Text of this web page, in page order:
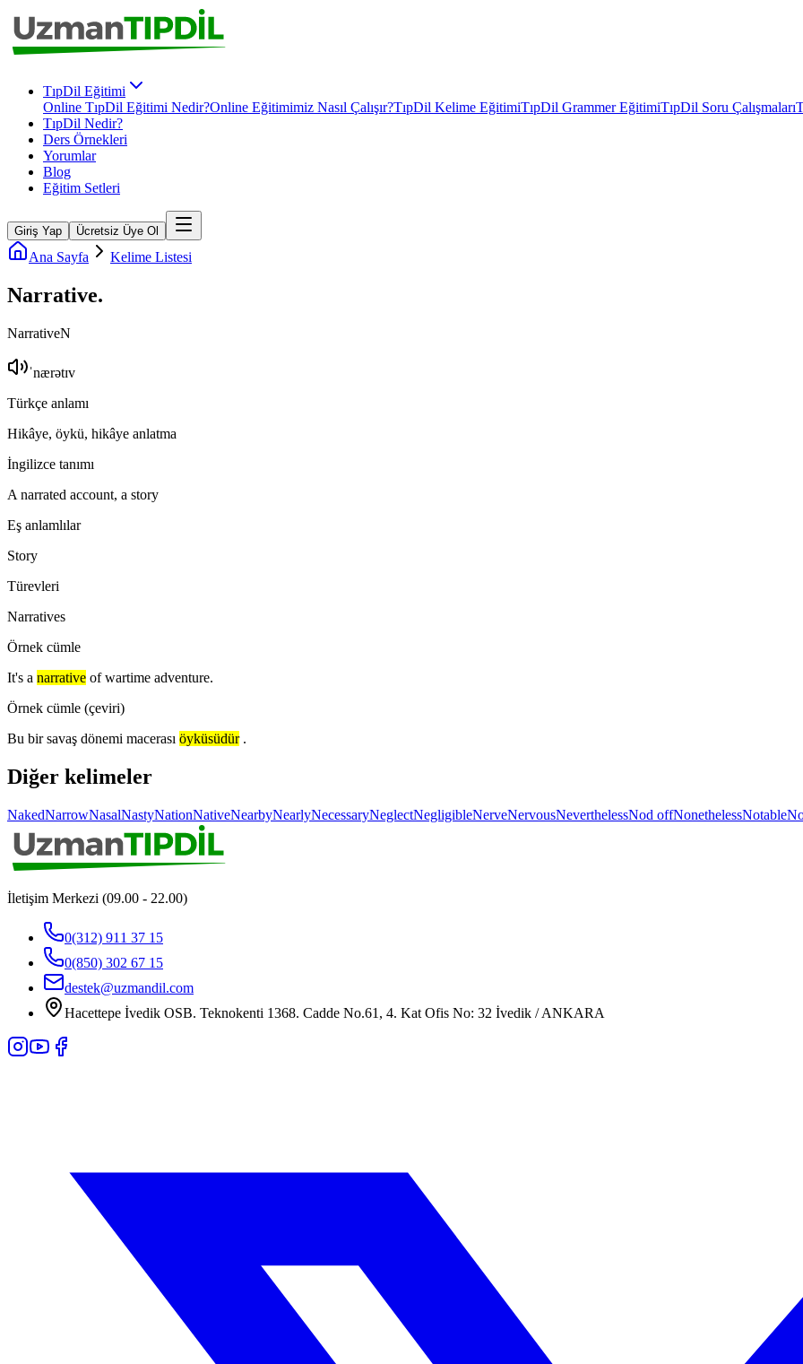
TıpDil Eğitimi
Online TıpDil Eğitimi Nedir?Online Eğitimimiz Nasıl Çalışır?TıpDil Kelime EğitimiTıpDil Grammer EğitimiTıpDil Soru Çalışmaları
TıpDil Nedir?
Ders Örnekleri
Yorumlar
Blog
Eğitim Setleri
Giriş Yap Ücretsiz Üye Ol
Ana Sayfa Kelime Listesi
Narrative.
NarrativeN
ˈnærətɪv
Türkçe anlamı
Hikâye, öykü, hikâye anlatma
İngilizce tanımı
A narrated account, a story
Eş anlamlılar
Story
Türevleri
Narratives
Örnek cümle
It's a narrative of wartime adventure.
Örnek cümle (çeviri)
Bu bir savaş dönemi macerası öyküsüdür .
Diğer kelimeler
NakedNarrowNasalNastyNationNativeNearbyNearlyNecessaryNeglectNegligibleNerveNervousNeverthelessNod offNonethelessNotable
İletişim Merkezi (09.00 - 22.00)
0(312) 911 37 15
0(850) 302 67 15
destek@uzmandil.com
Hacettepe İvedik OSB. Teknokenti 1368. Cadde No.61, 4. Kat Ofis No: 32 İvedik / ANKARA